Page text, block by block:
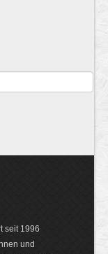
seit 1996
und